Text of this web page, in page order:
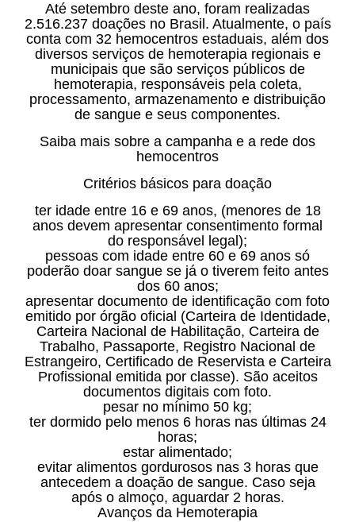
Até setembro deste ano, foram realizadas
2.516.237 doações no Brasil. Atualmente, o país
conta com 32 hemocentros estaduais, além dos
diversos serviços de hemoterapia regionais e
municipais que são serviços públicos de
hemoterapia, responsáveis pela coleta,
processamento, armazenamento e distribuição
de sangue e seus componentes.
Saiba mais sobre a campanha e a rede dos
hemocentros
Critérios básicos para doação
ter idade entre 16 e 69 anos, (menores de 18
anos devem apresentar consentimento formal
do responsável legal);
pessoas com idade entre 60 e 69 anos só
poderão doar sangue se já o tiverem feito antes
dos 60 anos;
apresentar documento de identificação com foto
emitido por órgão oficial (Carteira de Identidade,
Carteira Nacional de Habilitação, Carteira de
Trabalho, Passaporte, Registro Nacional de
Estrangeiro, Certificado de Reservista e Carteira
Profissional emitida por classe). São aceitos
documentos digitais com foto.
pesar no mínimo 50 kg;
ter dormido pelo menos 6 horas nas últimas 24
horas;
estar alimentado;
evitar alimentos gordurosos nas 3 horas que
antecedem a doação de sangue. Caso seja
após o almoço, aguardar 2 horas.
Avanços da Hemoterapia